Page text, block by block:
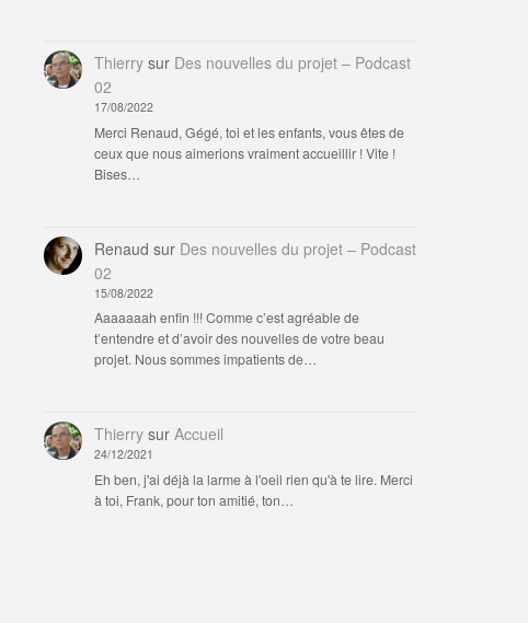
Thierrysur Des nouvelles du projet – Podcast
02
17/08/2022
Merci Renaud, Gégé, toi et les enfants, vous êtes de
ceux que nous aimerions vraiment accueillir ! Vite !
Bises…
Renaud sur Des nouvelles du projet – Podcast
02
15/08/2022
Aaaaaaah enfin !!! Comme c’est agréable de
t’entendre et d’avoir des nouvelles de votre beau
projet. Nous sommes impatients de…
Thierrysur Accueil
24/12/2021
Eh ben, j'ai déjà la larme à l'oeil rien qu'à te lire. Merci
à toi, Frank, pour ton amitié, ton…